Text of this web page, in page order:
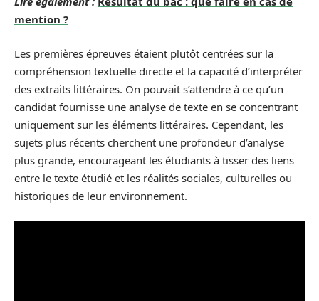
mention ?
Les premières épreuves étaient plutôt centrées sur la
compréhension textuelle directe et la capacité d’interpréter
des extraits littéraires. On pouvait s’attendre à ce qu’un
candidat fournisse une analyse de texte en se concentrant
uniquement sur les éléments littéraires. Cependant, les
sujets plus récents cherchent une profondeur d’analyse
plus grande, encourageant les étudiants à tisser des liens
entre le texte étudié et les réalités sociales, culturelles ou
historiques de leur environnement.